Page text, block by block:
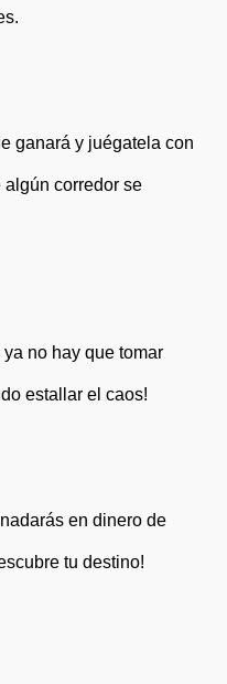
ganará y juégatela con
corredor se
no hay que tomar
estallar el caos!
en dinero de
tu destino!